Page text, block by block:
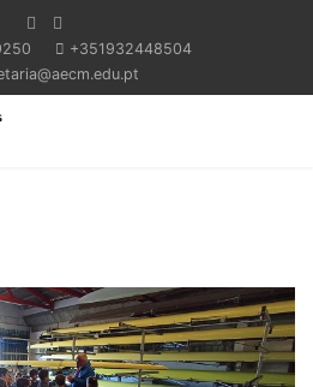
+351932448504